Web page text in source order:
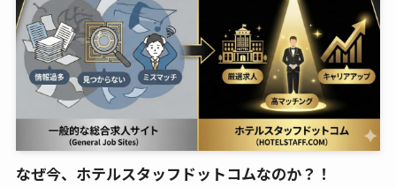
なぜ今、ホテルスタッフドットコムなのか？！